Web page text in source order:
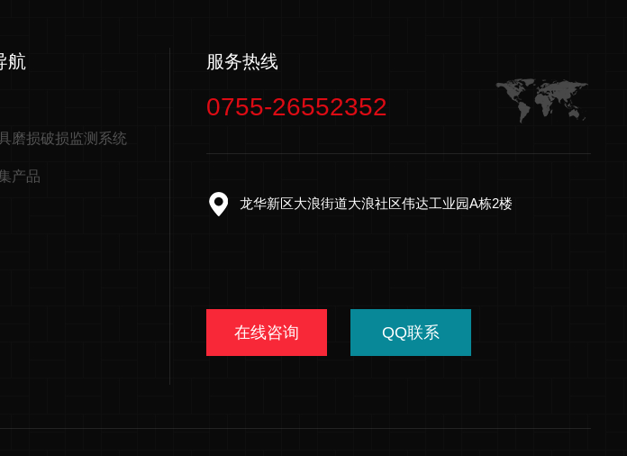
航
磨损破损监测系统
产品
服务热线
0755-26552352
龙华新区大浪街道大浪社区伟达工业园A栋2楼
在线咨询 QQ联系